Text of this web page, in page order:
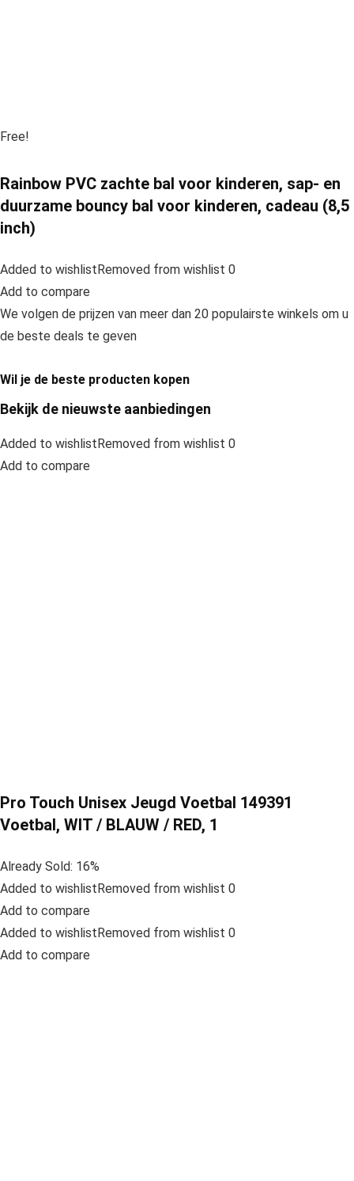
Free!
Rainbow PVC zachte bal voor kinderen, sap- en
duurzame bouncy bal voor kinderen, cadeau (8,5
inch)
Added to wishlistRemoved from wishlist 0
Add to compare
We volgen de prijzen van meer dan 20 populairste winkels om u
de beste deals te geven
Wil je de beste producten kopen
Bekijk de nieuwste aanbiedingen
Added to wishlistRemoved from wishlist 0
Add to compare
Pro Touch Unisex Jeugd Voetbal 149391
Voetbal, WIT / BLAUW / RED, 1
Already Sold: 16%
Added to wishlistRemoved from wishlist 0
Add to compare
Added to wishlistRemoved from wishlist 0
Add to compare